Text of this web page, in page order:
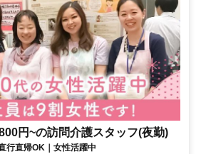
円~の訪問介護スタッフ(夜勤)
行直帰OK｜女性活躍中